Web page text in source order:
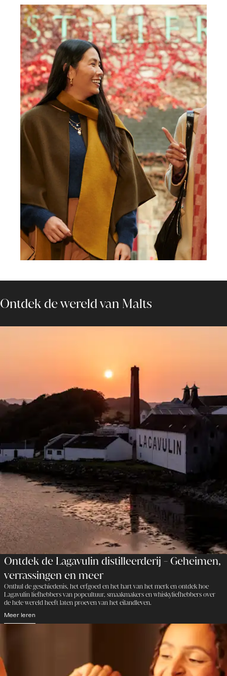
Ontdek de wereld van Malts
Ontdek de Lagavulin distilleerderij - Geheimen,
verrassingen en meer
Onthul de geschiedenis, het erfgoed en het hart van het merk en ontdek hoe
Lagavulin liefhebbers van popcultuur, smaakmakers en whiskyliefhebbers over
de hele wereld heeft laten proeven van het eilandleven.
Meer leren